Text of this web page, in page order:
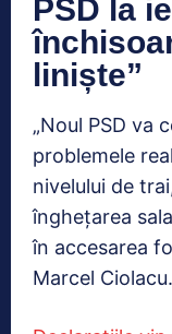
PSD la
liniște”
„Noul PSD va
problemele
nivelului de
înghețarea
în accesarea
Marcel Ciolacu.